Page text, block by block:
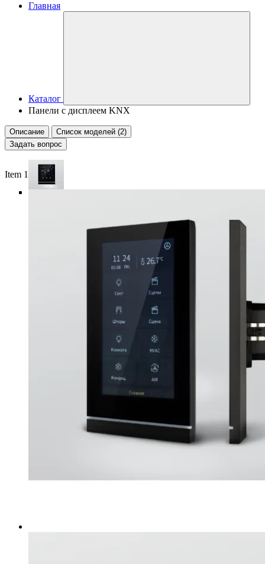
Главная
Каталог
Панели с дисплеем KNX
Описание
Список моделей (2)
Задать вопрос
Item 1 of 4